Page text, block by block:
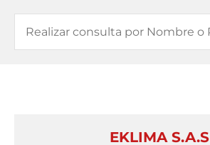
EKLIMA S.A.S